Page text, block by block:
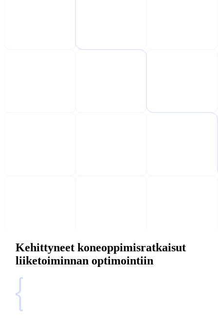
Kehittyneet koneoppimisratkaisut
liiketoiminnan optimointiin